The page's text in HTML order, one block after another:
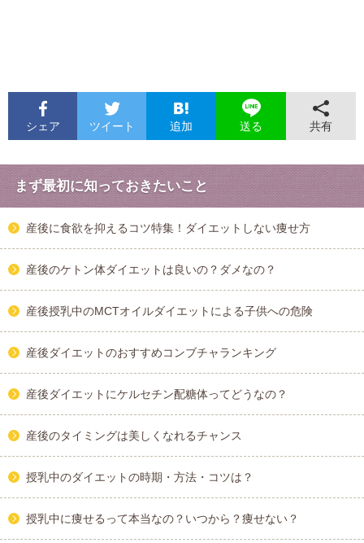
シェア ツイート 追加 送る 共有
まず最初に知っておきたいこと
産後に食欲を抑えるコツ特集！ダイエットしない痩せ方
産後のケトン体ダイエットは良いの？ダメなの？
産後授乳中のMCTオイルダイエットによる子供への危険
産後ダイエットのおすすめコンブチャランキング
産後ダイエットにケルセチン配糖体ってどうなの？
産後のタイミングは美しくなれるチャンス
授乳中のダイエットの時期・方法・コツは？
授乳中に痩せるって本当なの？いつから？痩せない？